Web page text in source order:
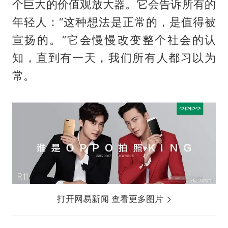
个巨大的价值观放大器。它会告诉所有的
年轻人：“这种想法是正常的，是值得被
宣扬的。”它会慢慢改变整个社会的认
知，直到有一天，我们所有人都习以为
常。
打开网易新闻 查看更多图片